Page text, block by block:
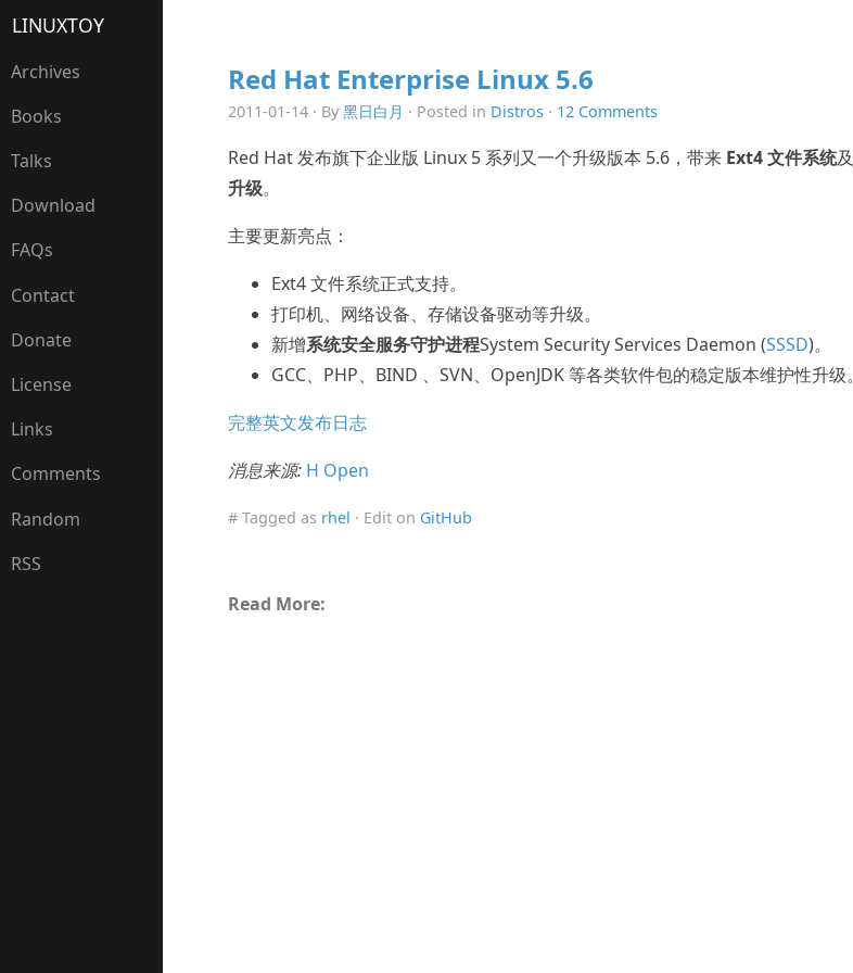
LINUXTOY
Archives
Books
Talks
Download
FAQs
Contact
Donate
License
Links
Comments
Random
RSS
Red Hat Enterprise Linux 5.6
2011-01-14 · By 黑日白月 · Posted in Distros· 12 Comments
Red Hat 发布旗下企业版 Linux 5 系列又一个升级版本 5.6，带来 Ext4 文件系统及
升级。
主要更新亮点：
Ext4 文件系统正式支持。
打印机、网络设备、存储设备驱动等升级。
新增系统安全服务守护进程System Security Services Daemon (SSSD)。
GCC、PHP、BIND 、SVN、OpenJDK 等各类软件包的稳定版本维护性升级。
完整英文发布日志
消息来源: H Open
# Tagged as rhel · Edit on GitHub
Read More: